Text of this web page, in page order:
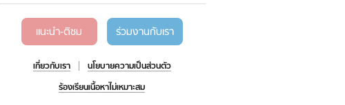
แนะนำ-ติชม ร่วมงานกับเรา
เกี่ยวกับเรา
นโยบายความเป็นส่วนตัว
ร้องเรียนเนื้อหาไม่เหมาะสม